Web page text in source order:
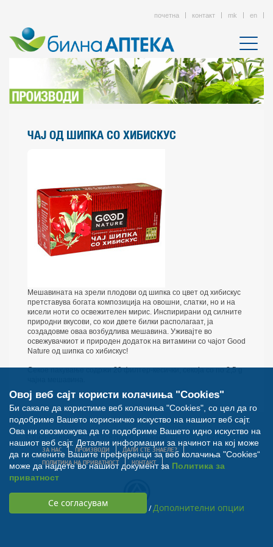
Овој веб сајт користи колачиња "Cookies"
Би сакале да користиме веб колачиња "Cookies", со цел да го
подобриме Вашето корисничко искуство на нашиот веб сајт.
Ова ни овозможува да го подобриме Вашето идно искуство на
нашиот веб сајт. Детални информации за начинот на кој може
да ги смените Вашите преференци за веб колачиња "Cookies“
може да најдете во нашиот документ за Политика за
приватност
/Дополнителни опции
почетна контакт mk en
ЧАЈ ОД ШИПКА СО ХИБИСКУС
Мешавината на зрели плодови од шипка со цвет од хибискус
претставува богата композиција на овошни, слатки, но и на
кисели ноти со освежителен мирис. Инспирирани од силните
природни вкусови, со кои двете билки располагаат, ја
создадовме оваа возбудлива мешавина. Уживајте во
освежувачкиот и природен додаток на витамини со чајот Good
Nature од шипка со хибискус!
Секое пакување содржи 20 филтер-кесички, секоја со по 2,5 g
© Билна Аптека 2012. Сите права задржани. Developed byNextsense
ЗА НАС ПРОИЗВОДИ
ДАЛИ СТЕ ЗНАЕЛЕ?
ПОЛИТИКА НА ПРИВАТНОСТ
КОНТАКТ